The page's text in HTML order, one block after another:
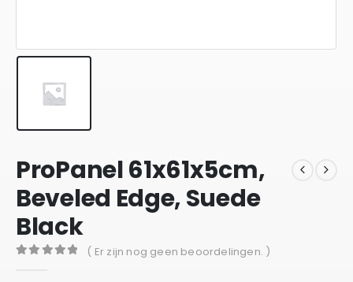
ProPanel 61x61x5cm,
Beveled Edge, Suede
Black
( Er zijn nog geen beoordelingen. )